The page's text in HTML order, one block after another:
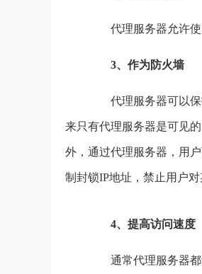
代理服务器允许使
3、作为防火墙
代理服务器可以保
来只有代理服务器是可见
外，通过代理服务器，用
制封锁IP地址，禁止用户对
4、提高访问速度
通常代理服务器都